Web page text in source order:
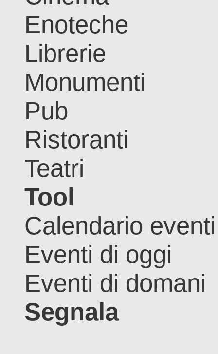
Enoteche
Librerie
Monumenti
Pub
Ristoranti
Teatri
Tool
Calendario eventi
Eventi di oggi
Eventi di domani
Segnala